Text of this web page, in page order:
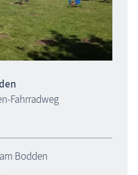
Fahr­radweg
Bodden